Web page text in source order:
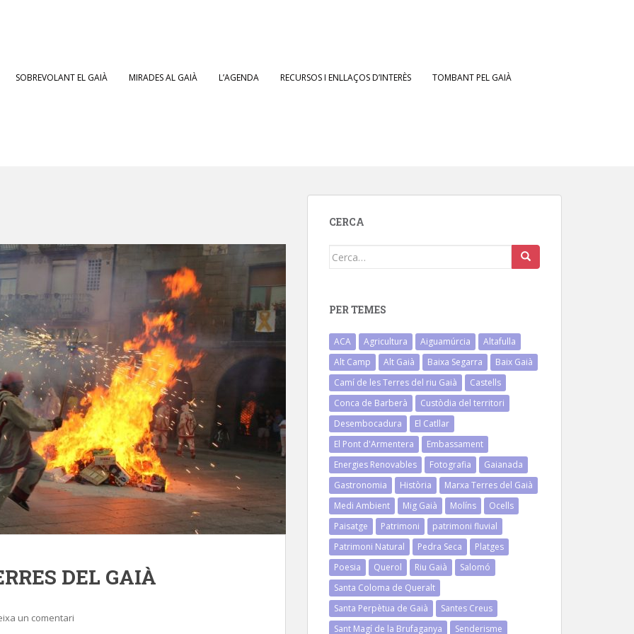
SOBREVOLANT EL GAIÀ MIRADES AL GAIÀ L’AGENDA RECURSOS I ENLLAÇOS D’INTERÈS TOMBANT PEL GAIÀ
DEL GAIÀ
un comentari
CERCA
Cerca:
PER TEMES
ACA Agricultura Aiguamúrcia
Altafulla
Alt Camp
Alt Gaià Baixa Segarra
Baix Gaià
Camí de les Terres del riu Gaià
Castells
Conca de Barberà
Custòdia del territori
Desembocadura
El Catllar
El Pont d'Armentera
Embassament
Energies Renovables
Fotografia
Gaianada
Gastronomia
Història
Marxa Terres del Gaià
Medi Ambient
Mig Gaià Molíns
Ocells
Paisatge
Patrimoni
patrimoni fluvial
Patrimoni Natural
Pedra Seca
Platges
Poesia
Querol Riu Gaià
Salomó
Santa Coloma de Queralt
Santa Perpètua de Gaià
Santes Creus
Sant Magí de la Brufaganya
Senderisme